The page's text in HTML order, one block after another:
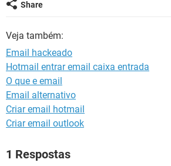
Share
Veja também:
Email hackeado
Hotmail entrar email caixa entrada
O que e email
Email alternativo
Criar email hotmail
Criar email outlook
1 Respostas